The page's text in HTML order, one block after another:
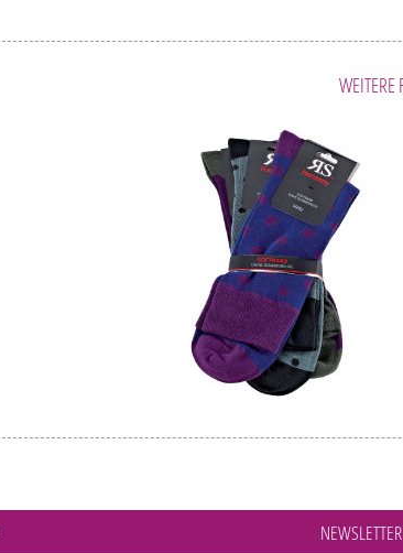
WEITERE